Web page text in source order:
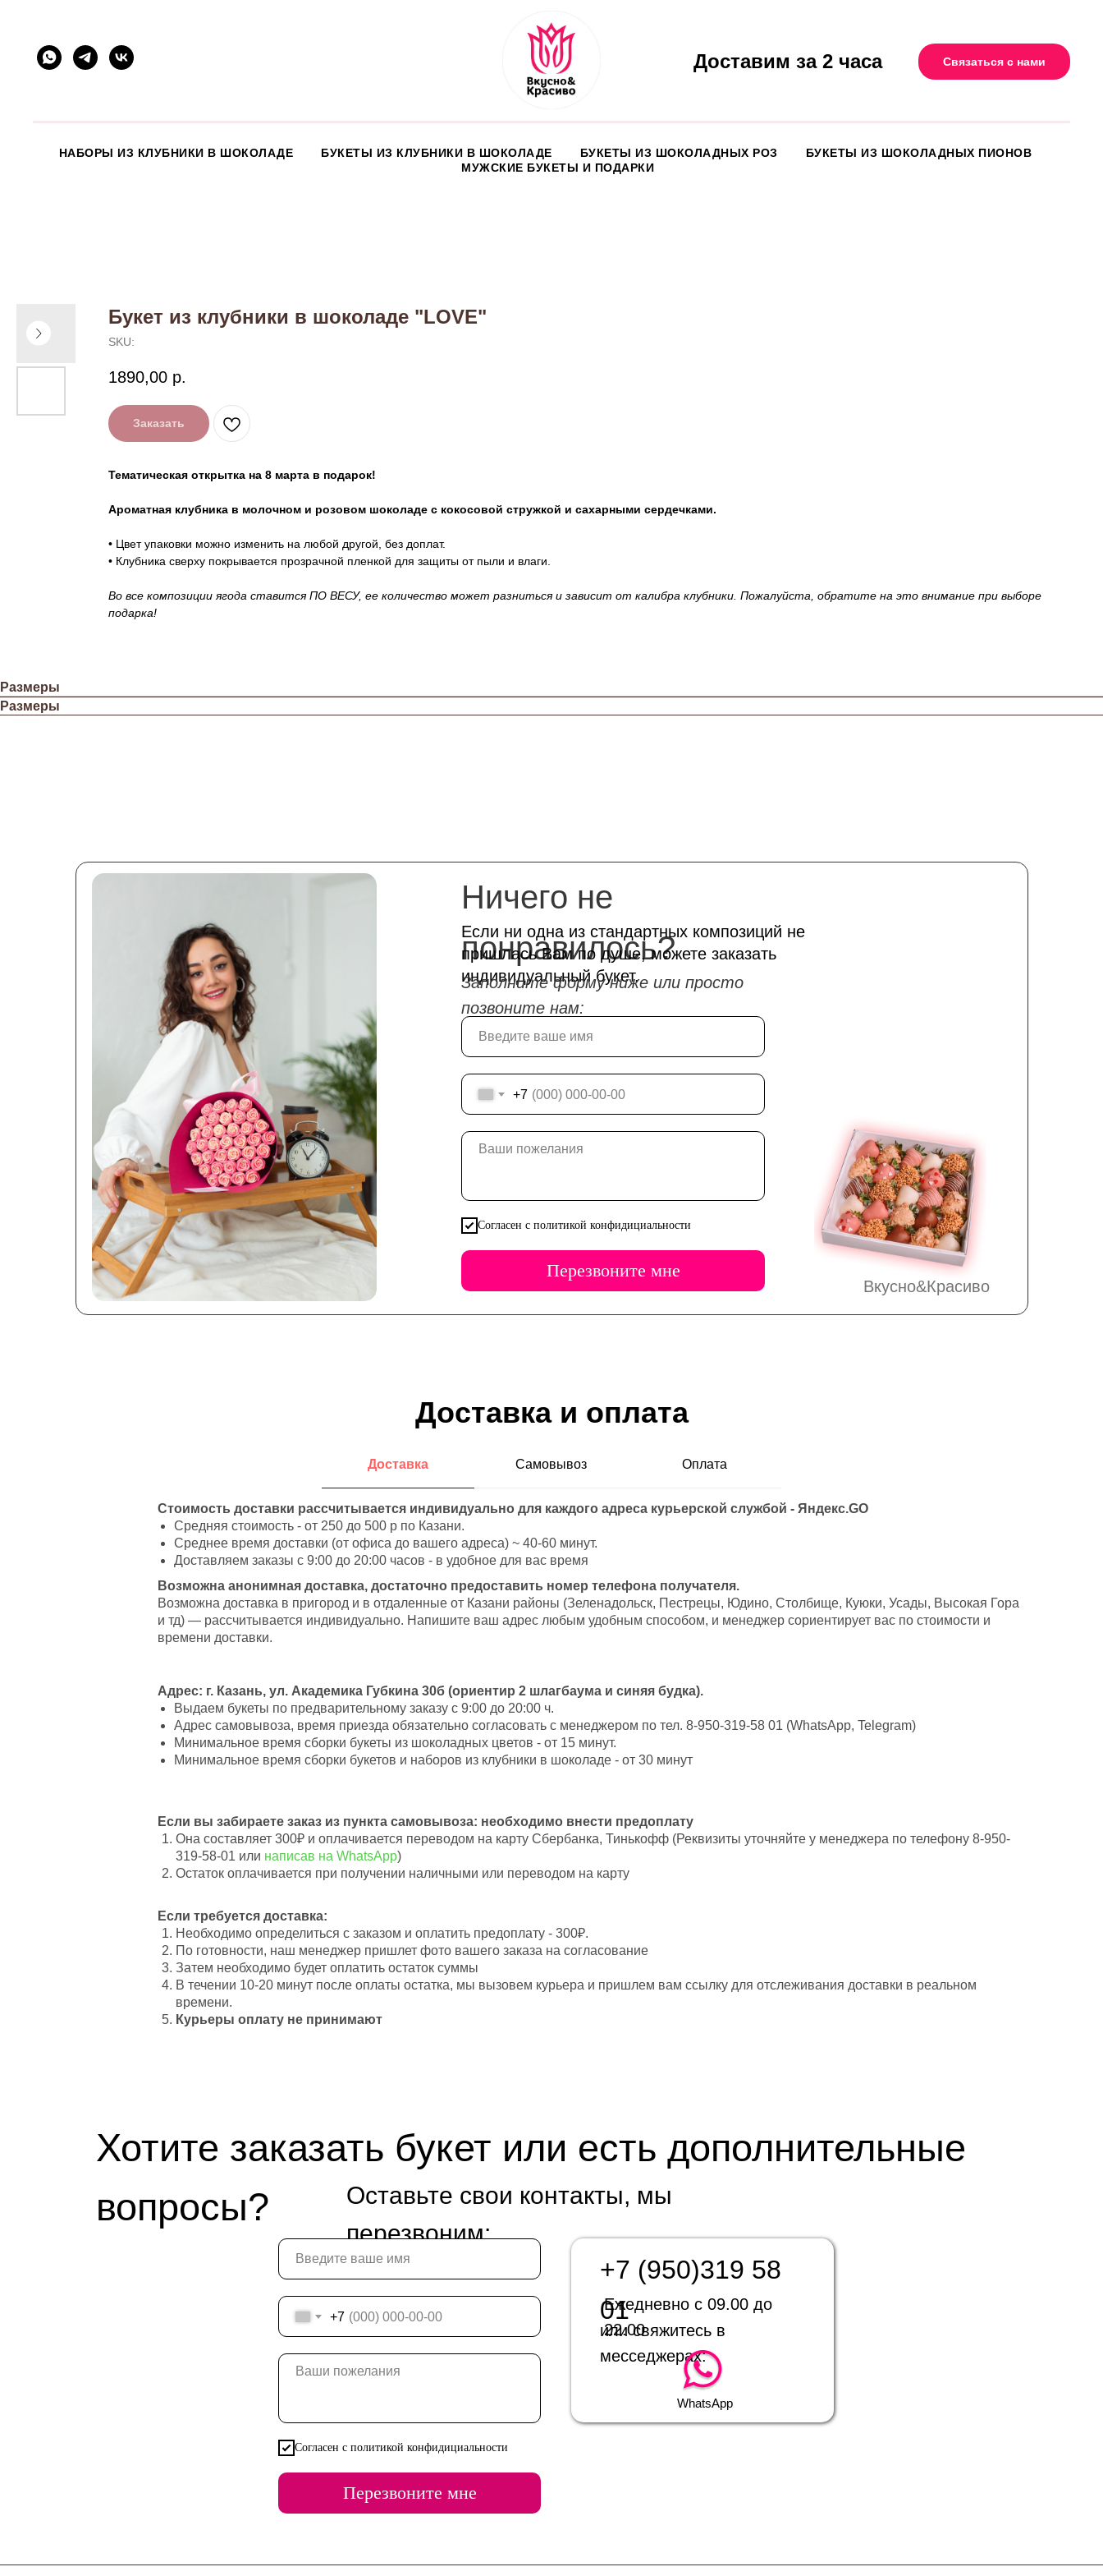
Доставим за 2 часа Связаться с нами
НАБОРЫ ИЗ КЛУБНИКИ В ШОКОЛАДЕ БУКЕТЫ ИЗ КЛУБНИКИ В ШОКОЛАДЕ БУКЕТЫ ИЗ ШОКОЛАДНЫХ РОЗ
БУКЕТЫ ИЗ ШОКОЛАДНЫХ ПИОНОВ
МУЖСКИЕ БУКЕТЫ И ПОДАРКИ
Букет из клубники в шоколаде "LOVE"
SKU:
1890,00 р.
Заказать
Тематическая открытка на 8 марта в подарок!
Ароматная клубника в молочном и розовом шоколаде с кокосовой стружкой и сахарными сердечками.
• Цвет упаковки можно изменить на любой другой, без доплат.
• Клубника сверху покрывается прозрачной пленкой для защиты от пыли и влаги.
Во все композиции ягода ставится ПО ВЕСУ, ее количество может разниться и зависит от калибра клубники. Пожалуйста, обратите на это внимание при выборе
подарка!
Размеры
Размеры
Ничего не
понравилось?
+7
Согласен с политикой конфидициальности
Перезвоните мне
Если ни одна из стандартных композиций не
пришлась Вам по душе, можете заказать
индивидуальный букет.
Заполните форму ниже или просто
позвоните нам:
Вкусно&Красиво
Доставка и оплата
Доставка Самовывоз Оплата
Стоимость доставки рассчитывается индивидуально для каждого адреса курьерской службой - Яндекс.GO
Средняя стоимость - от 250 до 500 р по Казани.
Среднее время доставки (от офиса до вашего адреса) ~ 40-60 минут.
Доставляем заказы с 9:00 до 20:00 часов - в удобное для вас время
Возможна анонимная доставка, достаточно предоставить номер телефона получателя.
Возможна доставка в пригород и в отдаленные от Казани районы (Зеленадольск, Пестрецы, Юдино, Столбище, Куюки, Усады, Высокая Гора
и тд) — рассчитывается индивидуально. Напишите ваш адрес любым удобным способом, и менеджер сориентирует вас по стоимости и
времени доставки.
Адрес: г. Казань, ул. Академика Губкина 30б (ориентир 2 шлагбаума и синяя будка).
Выдаем букеты по предварительному заказу с 9:00 до 20:00 ч.
Адрес самовывоза, время приезда обязательно согласовать с менеджером по тел. 8-950-319-58 01 (WhatsApp, Telegram)
Минимальное время сборки букеты из шоколадных цветов - от 15 минут.
Минимальное время сборки букетов и наборов из клубники в шоколаде - от 30 минут
Если вы забираете заказ из пункта самовывоза: необходимо внести предоплату
Она составляет 300₽ и оплачивается переводом на карту Сбербанка, Тинькофф (Реквизиты уточняйте у менеджера по телефону 8-950-
319-58-01 или написав на WhatsApp)
Остаток оплачивается при получении наличными или переводом на карту
Если требуется доставка:
Необходимо определиться с заказом и оплатить предоплату - 300₽.
По готовности, наш менеджер пришлет фото вашего заказа на согласование
Затем необходимо будет оплатить остаток суммы
В течении 10-20 минут после оплаты остатка, мы вызовем курьера и пришлем вам ссылку для отслеживания доставки в реальном
времени.
Курьеры оплату не принимают
Хотите заказать букет или есть дополнительные
вопросы?
Оставьте свои контакты, мы
перезвоним:
+7
Согласен с политикой конфидициальности
Перезвоните мне
Ежедневно с 09.00 до
22.00
или свяжитесь в
месседжерах:
+7 (950)319 58
01
WhatsApp